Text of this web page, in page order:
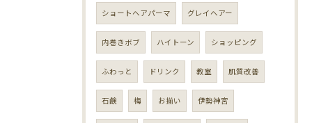
ショートヘアパーマ グレイヘアー
内巻きボブ ハイトーン ショッピング
ふわっと ドリンク 教室 肌質改善
石鹸 梅 お揃い 伊勢神宮